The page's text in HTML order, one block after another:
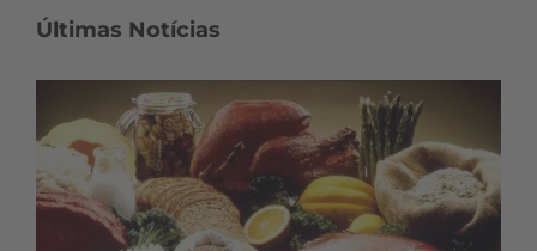
Últimas Notícias